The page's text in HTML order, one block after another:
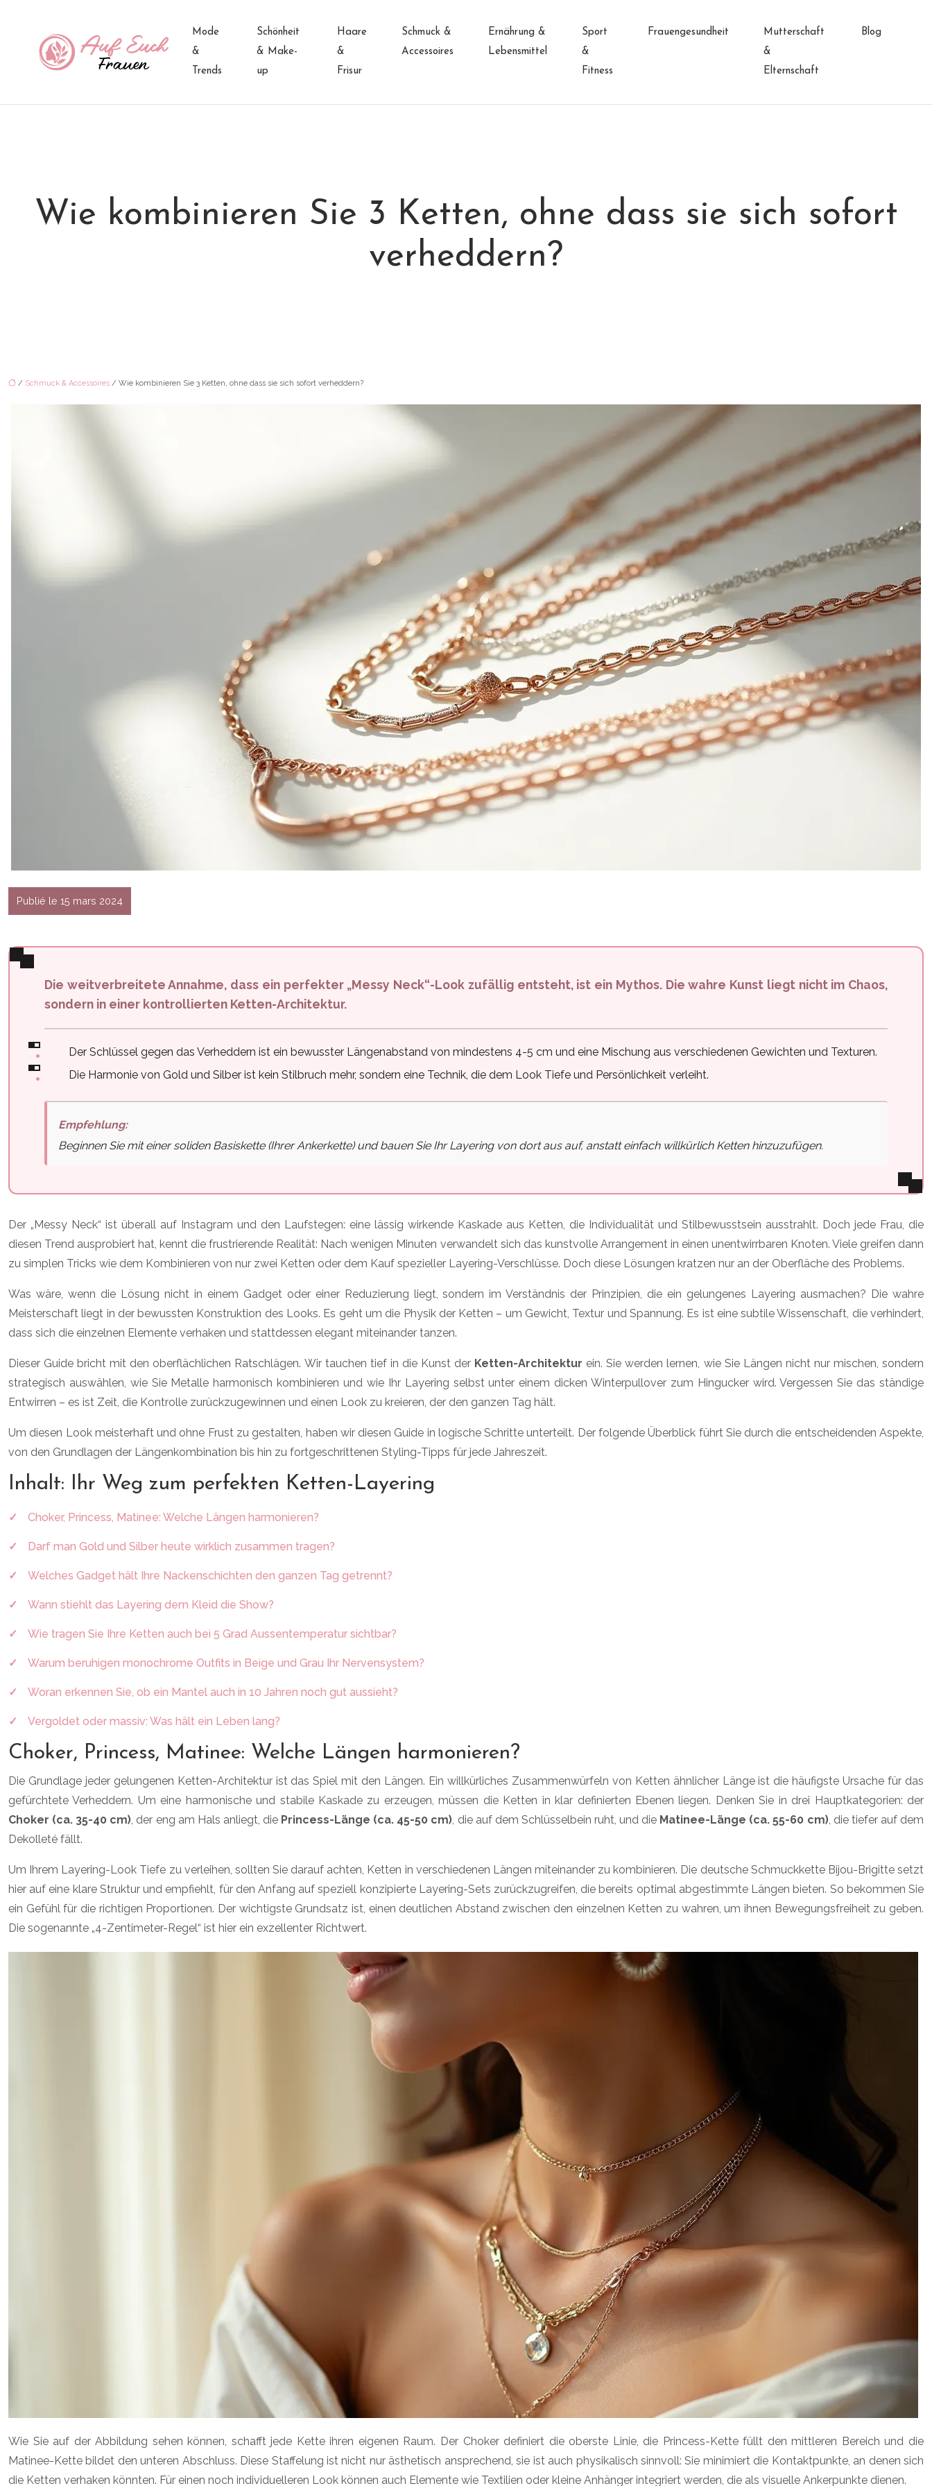
Mode
&
Trends
Schönheit
& Make-
up
Haare
&
Frisur
Schmuck &
Accessoires
Ernährung &
Lebensmittel
Sport
&
Fitness
Frauengesundheit
Mutterschaft
&
Elternschaft
Blog
Wie kombinieren Sie 3 Ketten, ohne dass sie sich sofort
verheddern?
/ Schmuck & Accessoires / Wie kombinieren Sie 3 Ketten, ohne dass sie sich sofort verheddern?
Publié le 15 mars 2024
Die weitverbreitete Annahme, dass ein perfekter „Messy Neck“-Look zufällig entsteht, ist ein Mythos. Die wahre Kunst liegt nicht im Chaos,
sondern in einer kontrollierten Ketten-Architektur.
Der Schlüssel gegen das Verheddern ist ein bewusster Längenabstand von mindestens 4-5 cm und eine Mischung aus verschiedenen Gewichten und Texturen.
Die Harmonie von Gold und Silber ist kein Stilbruch mehr, sondern eine Technik, die dem Look Tiefe und Persönlichkeit verleiht.
Empfehlung:
Beginnen Sie mit einer soliden Basiskette (Ihrer Ankerkette) und bauen Sie Ihr Layering von dort aus auf, anstatt einfach willkürlich Ketten hinzuzufügen.
Der „Messy Neck“ ist überall auf Instagram und den Laufstegen: eine lässig wirkende Kaskade aus Ketten, die Individualität und Stilbewusstsein ausstrahlt. Doch jede Frau, die
diesen Trend ausprobiert hat, kennt die frustrierende Realität: Nach wenigen Minuten verwandelt sich das kunstvolle Arrangement in einen unentwirrbaren Knoten. Viele greifen dann
zu simplen Tricks wie dem Kombinieren von nur zwei Ketten oder dem Kauf spezieller Layering-Verschlüsse. Doch diese Lösungen kratzen nur an der Oberfläche des Problems.
Was wäre, wenn die Lösung nicht in einem Gadget oder einer Reduzierung liegt, sondern im Verständnis der Prinzipien, die ein gelungenes Layering ausmachen? Die wahre
Meisterschaft liegt in der bewussten Konstruktion des Looks. Es geht um die Physik der Ketten – um Gewicht, Textur und Spannung. Es ist eine subtile Wissenschaft, die verhindert,
dass sich die einzelnen Elemente verhaken und stattdessen elegant miteinander tanzen.
Dieser Guide bricht mit den oberflächlichen Ratschlägen. Wir tauchen tief in die Kunst der Ketten-Architektur ein. Sie werden lernen, wie Sie Längen nicht nur mischen, sondern
strategisch auswählen, wie Sie Metalle harmonisch kombinieren und wie Ihr Layering selbst unter einem dicken Winterpullover zum Hingucker wird. Vergessen Sie das ständige
Entwirren – es ist Zeit, die Kontrolle zurückzugewinnen und einen Look zu kreieren, der den ganzen Tag hält.
Um diesen Look meisterhaft und ohne Frust zu gestalten, haben wir diesen Guide in logische Schritte unterteilt. Der folgende Überblick führt Sie durch die entscheidenden Aspekte,
von den Grundlagen der Längenkombination bis hin zu fortgeschrittenen Styling-Tipps für jede Jahreszeit.
Inhalt: Ihr Weg zum perfekten Ketten-Layering
Choker, Princess, Matinee: Welche Längen harmonieren?
Darf man Gold und Silber heute wirklich zusammen tragen?
Welches Gadget hält Ihre Nackenschichten den ganzen Tag getrennt?
Wann stiehlt das Layering dem Kleid die Show?
Wie tragen Sie Ihre Ketten auch bei 5 Grad Aussentemperatur sichtbar?
Warum beruhigen monochrome Outfits in Beige und Grau Ihr Nervensystem?
Woran erkennen Sie, ob ein Mantel auch in 10 Jahren noch gut aussieht?
Vergoldet oder massiv: Was hält ein Leben lang?
Choker, Princess, Matinee: Welche Längen harmonieren?
Die Grundlage jeder gelungenen Ketten-Architektur ist das Spiel mit den Längen. Ein willkürliches Zusammenwürfeln von Ketten ähnlicher Länge ist die häufigste Ursache für das
gefürchtete Verheddern. Um eine harmonische und stabile Kaskade zu erzeugen, müssen die Ketten in klar definierten Ebenen liegen. Denken Sie in drei Hauptkategorien: der
Choker (ca. 35-40 cm), der eng am Hals anliegt, die Princess-Länge (ca. 45-50 cm), die auf dem Schlüsselbein ruht, und die Matinee-Länge (ca. 55-60 cm), die tiefer auf dem
Dekolleté fällt.
Um Ihrem Layering-Look Tiefe zu verleihen, sollten Sie darauf achten, Ketten in verschiedenen Längen miteinander zu kombinieren. Die deutsche Schmuckkette Bijou-Brigitte setzt
hier auf eine klare Struktur und empfiehlt, für den Anfang auf speziell konzipierte Layering-Sets zurückzugreifen, die bereits optimal abgestimmte Längen bieten. So bekommen Sie
ein Gefühl für die richtigen Proportionen. Der wichtigste Grundsatz ist, einen deutlichen Abstand zwischen den einzelnen Ketten zu wahren, um ihnen Bewegungsfreiheit zu geben.
Die sogenannte „4-Zentimeter-Regel“ ist hier ein exzellenter Richtwert.
Wie Sie auf der Abbildung sehen können, schafft jede Kette ihren eigenen Raum. Der Choker definiert die oberste Linie, die Princess-Kette füllt den mittleren Bereich und die
Matinee-Kette bildet den unteren Abschluss. Diese Staffelung ist nicht nur ästhetisch ansprechend, sie ist auch physikalisch sinnvoll: Sie minimiert die Kontaktpunkte, an denen sich
die Ketten verhaken könnten. Für einen noch individuelleren Look können auch Elemente wie Textilien oder kleine Anhänger integriert werden, die als visuelle Ankerpunkte dienen.